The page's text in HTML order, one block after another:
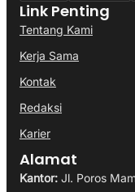
Link Penting
Tentang Kami
Kerja Sama
Kontak
Redaksi
Karier
Alamat
Kantor: Jl. Poros